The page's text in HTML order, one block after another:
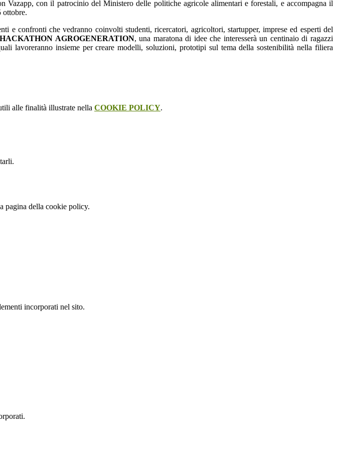
Vazapp, con il patrocinio del Ministero delle politiche agricole alimentari e forestali, e accompagna il
ottobre.
e confronti che vedranno coinvolti studenti, ricercatori, agricoltori, startupper, imprese ed esperti del
HACKATHON AGROGENERATION, una maratona di idee che interesserà un centinaio di ragazzi
lavoreranno insieme per creare modelli, soluzioni, prototipi sul tema della sostenibilità nella filiera
alle finalità illustrate nella COOKIE POLICY.
pagina della cookie policy.
incorporati nel sito.